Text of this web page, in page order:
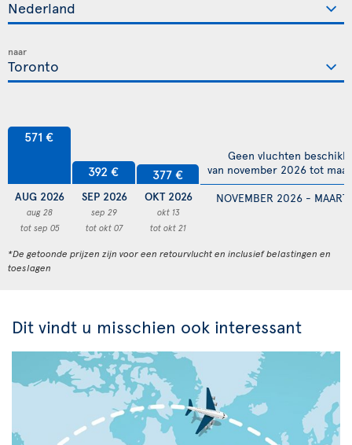
naar
571 €
AUG 2026
aug 28
tot sep 05
392 €
SEP 2026
sep 29
tot okt 07
377 €
OKT 2026
okt 13
tot okt 21
NOVEMBER 2026 -
Geen vluchten
van november 2026 tot
*De getoonde prijzen zijn voor een retourvlucht en inclusief belastingen en
toeslagen
Dit vindt u misschien ook interessant